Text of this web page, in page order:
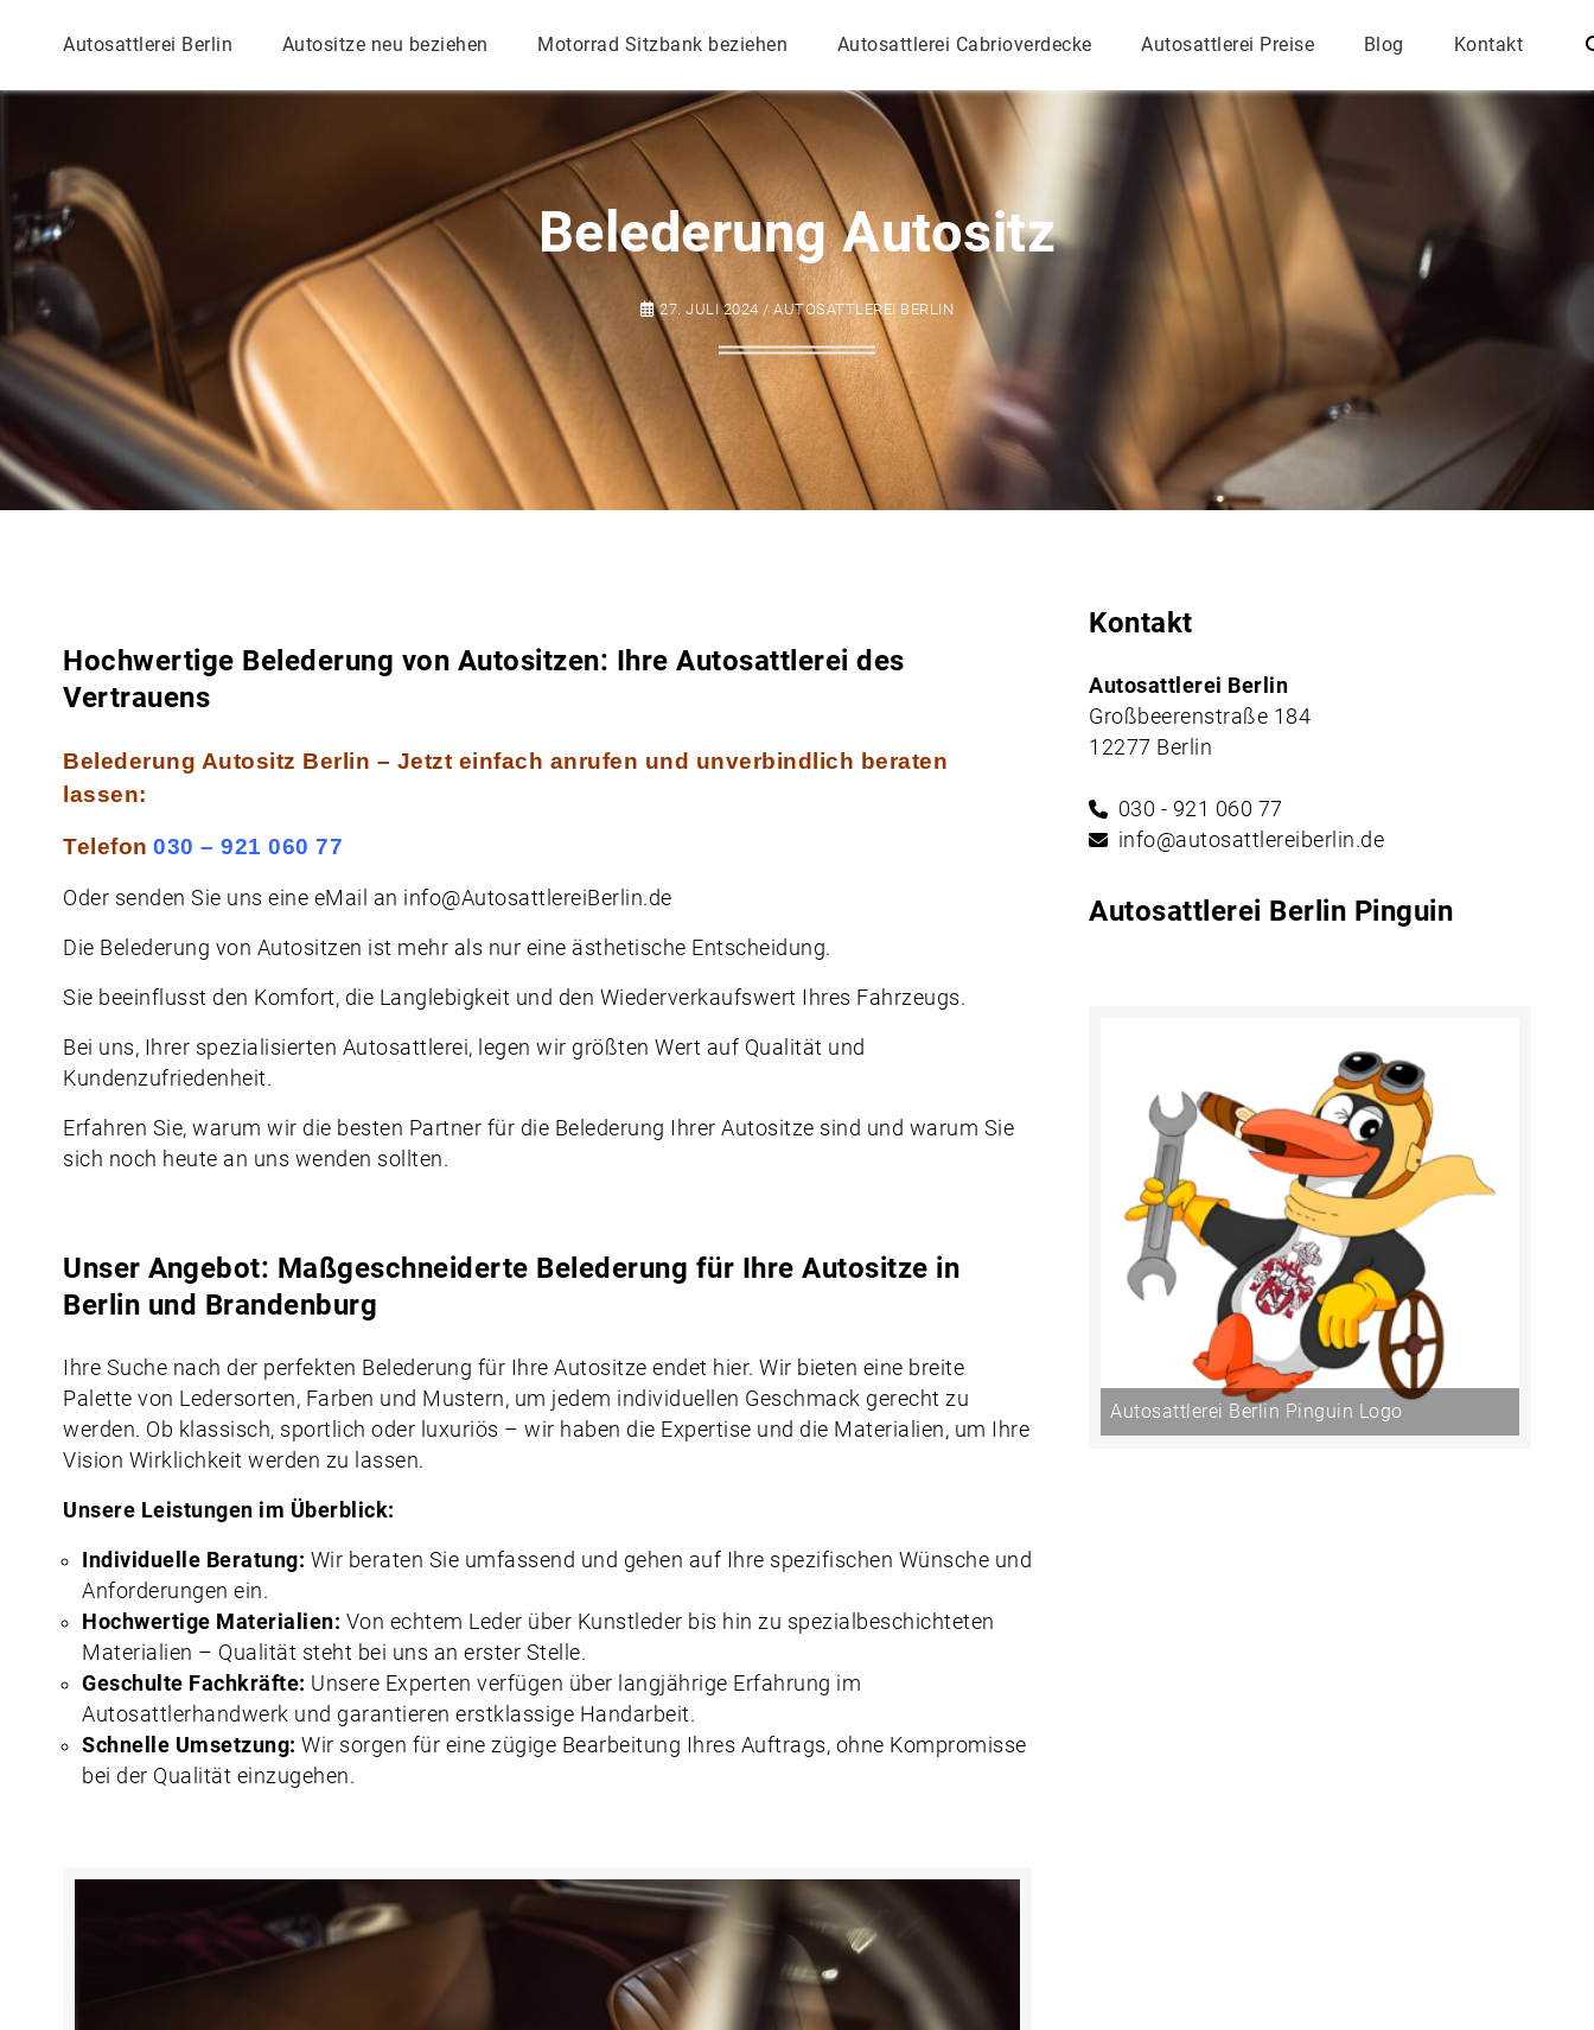
Autosattlerei Berlin Autositze neu beziehen Motorrad Sitzbank beziehen Autosattlerei Cabrioverdecke Autosattlerei Preise Blog Kontakt
Belederung Autositz
27. JULI 2024 / AUTOSATTLEREI BERLIN
Hochwertige Belederung von Autositzen: Ihre Autosattlerei des
Vertrauens
Belederung Autositz Berlin – Jetzt einfach anrufen und unverbindlich beraten
lassen:
Telefon 030 – 921 060 77
Oder senden Sie uns eine eMail an info@AutosattlereiBerlin.de
Die Belederung von Autositzen ist mehr als nur eine ästhetische Entscheidung.
Sie beeinflusst den Komfort, die Langlebigkeit und den Wiederverkaufswert Ihres Fahrzeugs.
Bei uns, Ihrer spezialisierten Autosattlerei, legen wir größten Wert auf Qualität und
Kundenzufriedenheit.
Erfahren Sie, warum wir die besten Partner für die Belederung Ihrer Autositze sind und warum Sie
sich noch heute an uns wenden sollten.
Unser Angebot: Maßgeschneiderte Belederung für Ihre Autositze in
Berlin und Brandenburg
Ihre Suche nach der perfekten Belederung für Ihre Autositze endet hier. Wir bieten eine breite
Palette von Ledersorten, Farben und Mustern, um jedem individuellen Geschmack gerecht zu
werden. Ob klassisch, sportlich oder luxuriös – wir haben die Expertise und die Materialien, um Ihre
Vision Wirklichkeit werden zu lassen.
Unsere Leistungen im Überblick:
Individuelle Beratung: Wir beraten Sie umfassend und gehen auf Ihre spezifischen Wünsche und
Anforderungen ein.
Hochwertige Materialien: Von echtem Leder über Kunstleder bis hin zu spezialbeschichteten
Materialien – Qualität steht bei uns an erster Stelle.
Geschulte Fachkräfte: Unsere Experten verfügen über langjährige Erfahrung im
Autosattlerhandwerk und garantieren erstklassige Handarbeit.
Schnelle Umsetzung: Wir sorgen für eine zügige Bearbeitung Ihres Auftrags, ohne Kompromisse
bei der Qualität einzugehen.
Kontakt
Autosattlerei Berlin
Großbeerenstraße 184
12277 Berlin
030 - 921 060 77
info@autosattlereiberlin.de
Autosattlerei Berlin Pinguin
Autosattlerei Berlin Pinguin Logo